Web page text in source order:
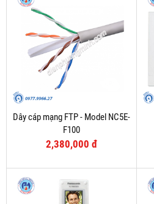
Dây cáp mạng FTP - Model NC5E-
F100
2,380,000 đ